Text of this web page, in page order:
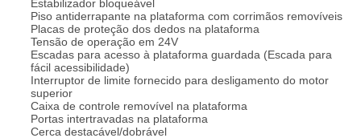
Estabilizador bloqueável
Piso antiderrapante na plataforma com corrimãos removíveis
Placas de proteção dos dedos na plataforma
Tensão de operação em 24V
Escadas para acesso à plataforma guardada (Escada para
fácil acessibilidade)
Interruptor de limite fornecido para desligamento do motor
superior
Caixa de controle removível na plataforma
Portas intertravadas na plataforma
Cerca destacável/dobrável